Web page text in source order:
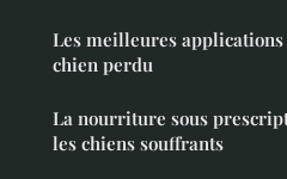
Les meilleures
chien perdu
La nourriture sous
les chiens souffrants